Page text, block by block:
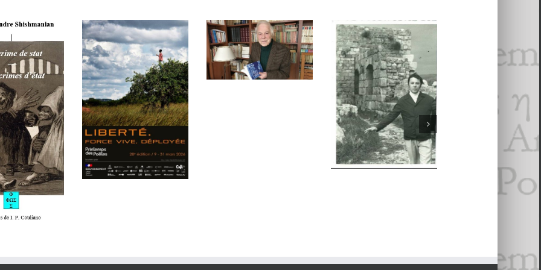
, François Cheng,Enfin le roy­aume, qua­trains, Jacques Ancet,
Image et réc­it de
2019
- 5 décem­bre 2018
des liqueurs
- 3 décem­bre 2018
à Guil­laume”
- 5 novem­bre 2018
Échos du vent à ma fenêtre- 5 novem­bre 2018
- 4 sep­tem­bre 2018
Gens de l’eau
- 3 juin 2018
–Alphabé­tique d’aujourd’hui - 3 juin 2018
- 6 avril 2018
à la femme aimée au sujet de la mort
en bois flot­té
Patrick CARRÉ et Zéno BIANU, Patri­cia CASTEX-MENIER
1 )- 1 févri­er 2015
sur le
Le Printemps
des Poètes 2026 :
« Liberté. Force
vive, déployée »
— un festival-
monde porté par
une nouvelle
impulsion
L’Enfant de poésie:
entretien avec
Marc Alyn
La poésie est le rire
du Verbe— La
vie et l’œuvre de
Marc Alyn
Czapliński,
L’imaginaire
géographique
culturel des
polonaises au
tournant des
et XXI siècles